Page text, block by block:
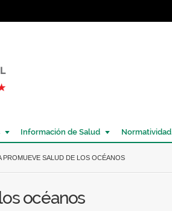
Información de Salud Normatividad
PROMUEVE SALUD DE LOS OCÉANOS
océanos